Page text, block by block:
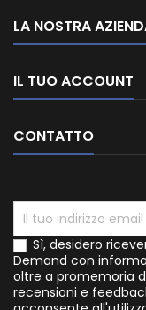
LA NOSTRA
IL TUO ACCOUNT
CONTATTO
Sì, desidero
Demand con
oltre a promemoria
recensioni e